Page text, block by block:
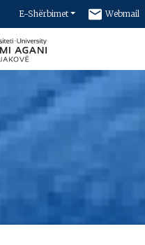
E-Shërbimet Webmail
Newsletter